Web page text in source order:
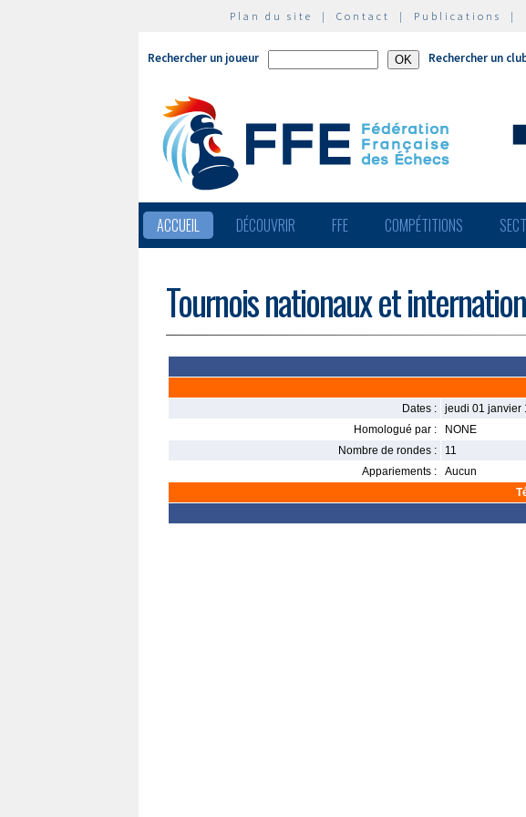
Plan du site | Contact | Publications |
Rechercher un joueur Rechercher un
ACCUEIL DÉCOUVRIR FFE COMPÉTITIONS
Tournois nationaux et
Dates :
jeudi 01 janvier
Homologué par :
NONE
Nombre de rondes :
11
Appariements :
Aucun